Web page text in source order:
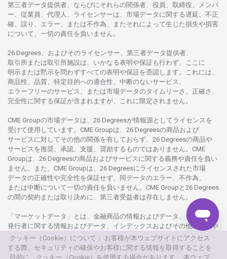
第三者データ提供者、ならびにそれらの関係者、役員、取締役、メンバ
ー、従業員、代理人、ライセンサーは、 市場データに関する遅延、不正
確、誤り、エラー、
または不作為、 またそれに よって生じた損失や損害
について、 一切の責任を負いません。
26 Degrees、 およびそのライセンサー、 第三者データ提供者、
取引所または取引所施設は、いかなる表明や保証も行わず、
ここに
明示または黙示を問わずすべての表明や保証を否認し ます。
これには、
商品性、品質、 特定目的への適合性、 中断のないサービス、
エラーフリーのサービス、 または市場データのタイムリーさ、正確さ、
完全性に関する保証が含まれますが、これに限定さ れません。
CME Groupの市場データは、26 Degreesが情報源としてライセンスを
受けて使用しています。 CME Groupは、26 Degreesの商品および
サービスに対してその他の関係を有しておらず、26 Degreesの商品や
サービスを推奨、承認、支援、 奨励するものではありません。 CME
Groupは、26 Degreesの商品およびサービスに関する義務や責任を負い
ません。また、CME Groupは、26 Degreesに ライセンスさ れた市場
データの正確性や完全性を保証せず、 同データのエラー、不作為、
または中断について一切の責任を負いません。 CME Groupと26 Degrees
の間の契約または取り 決めに、 第三者受益者は存在し ません。
「マーケットデータ」とは、 金融商品の情報およびデータ、 金融商品の
発行者に関する情報およびデータ、 インデックスおよびその他の
情報や
データを
指し、26 Degreesまたは26 Degreesグループ 会社が提供する
製品や サービスの 一部として、更新頻度を問わ ず提供さ れるものを
意味します。
クッキー（Cookie）について： お客様が本ウェブサイトにアクセス
する際、セキュリティの確保やお客様に関する情報を取得することを
目的に、クッキー（Cookie）を使用する場合があります。 本ウェブ